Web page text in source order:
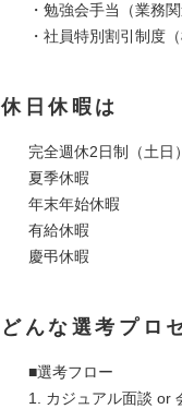
・勉強会手当（業務
・社員特別割引制度
休日休暇は
完全週休2日制（土日
夏季休暇
年末年始休暇
有給休暇
慶弔休暇
どんな選考プロ
■選考フロー
1. カジュアル面談 or